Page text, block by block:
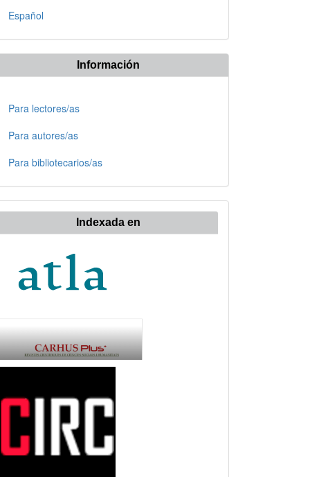
Español
Información
Para lectores/as
Para autores/as
Para bibliotecarios/as
Indexada en